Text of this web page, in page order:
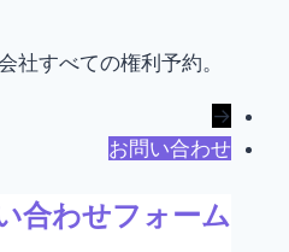
すべての権利予約。
→
お問い合わせ
合わせフォーム